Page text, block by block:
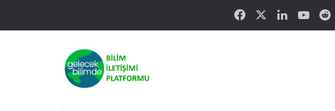
FacebookLinkedIn